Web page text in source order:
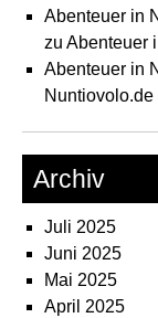
Abenteuer in
zu Abenteuer
Abenteuer in
Nuntiovolo.de
Archiv
Juli 2025
Juni 2025
Mai 2025
April 2025